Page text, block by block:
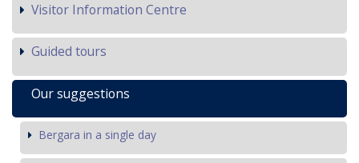
Visitor Information Centre
Guided tours
Our suggestions
Bergara in a single day